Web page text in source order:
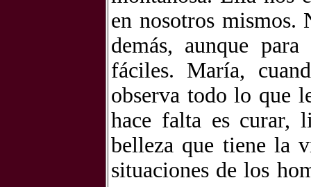
en nosotros mismos.
demás, aunque
fáciles. María,
observa todo lo que
hace falta es curar,
belleza que tiene la
situaciones de los